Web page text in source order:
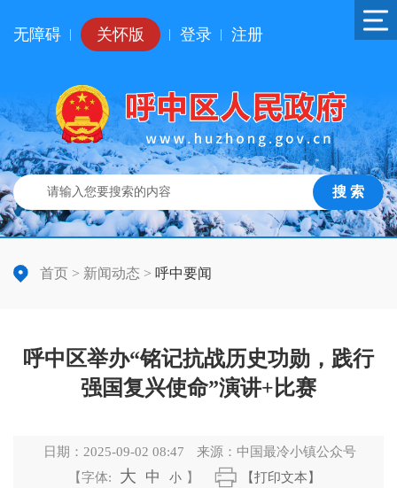
无障碍 关怀版 登录 注册
搜 索
首页 > 新闻动态 > 呼中要闻
呼中区举办“铭记抗战历史功勋，践行
强国复兴使命”演讲+比赛
日期： 2025-09-02 08:47 来源： 中国最冷小镇公众号
【字体:
大 中 小 】 【打印文本】